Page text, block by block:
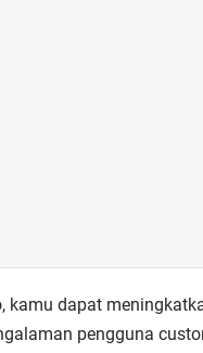
kamu dapat
pengguna